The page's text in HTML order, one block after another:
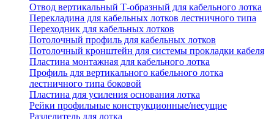
Отвод вертикальный Т-образный для кабельного лотка
Перекладина для кабельных лотков лестничного типа
Переходник для кабельных лотков
Потолочный профиль для кабельных лотков
Потолочный кронштейн для системы прокладки кабеля
Пластина монтажная для кабельного лотка
Профиль для вертикального кабельного лотка
лестничного типа боковой
Пластина для усиления основания лотка
Рейки профильные конструкционные/несущие
Разделитель для лотка